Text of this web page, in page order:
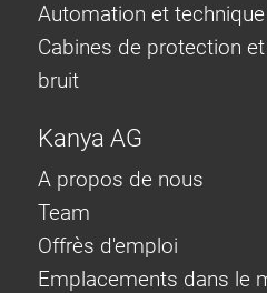
Automation et
Cabines de protection
bruit
Kanya AG
A propos de nous
Team
Offrès d'emploi
Emplacements dans le